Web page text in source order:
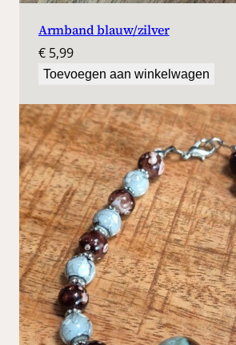
Armband blauw/zilver
€ 5,99
Toevoegen aan winkelwagen